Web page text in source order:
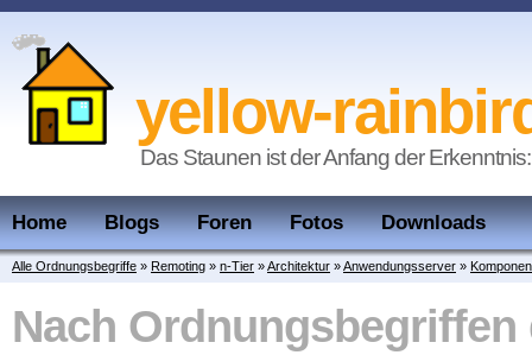
yellow-
Das Staunen ist der Anfang der
Home Blogs Foren Fotos Downloads
Alle Ordnungsbegriffe » Remoting » n-Tier »Architektur »Anwendungsserver »
Nach